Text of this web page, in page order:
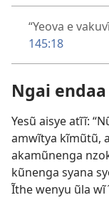
“Yeova e
145:18
Ngai
Yesũ aisye atĩĩ:
amwĩtya kĩmũtũ,
akamũnenga
kũnenga syana
Ĩthe wenyu ũla